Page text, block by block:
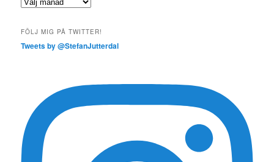
FÖLJ MIG PÅ TWITTER!
Tweets by @StefanJutterdal